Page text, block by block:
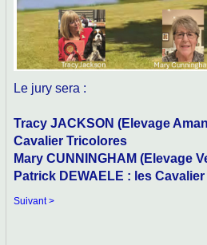
Le jury sera :
Tracy JACKSON (Elevage
Cavalier Tricolores
Mary CUNNINGHAM (Elevage
Patrick DEWAELE : les
Suivant >